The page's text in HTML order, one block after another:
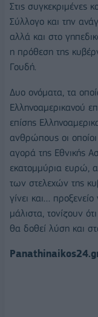
Στις συγκεκριμένες
Σύλλογο και την
αλλά και στο
η πρόθεση της
Γουδή.
Δυο ονόματα, τα
Ελληνοαμερικανού
επίσης
ανθρώπους οι
αγορά της Εθνικής
εκατομμύρια ευρώ,
των στελεχών της
γίνει και…
μάλιστα, τονίζουν
θα δοθεί λύση και